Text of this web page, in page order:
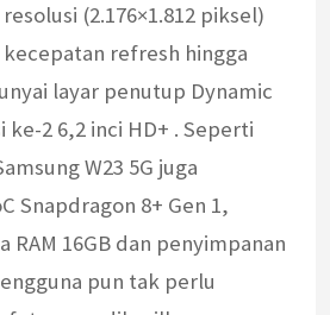
(2.176×1.812 piksel)
refresh hingga
layar penutup Dynamic
ke-2 6,2 inci HD+ . Seperti
W23 5G juga
Snapdragon 8+ Gen 1,
RAM 16GB dan penyimpanan
pun tak perlu